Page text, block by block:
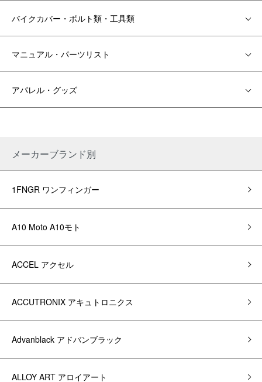
バイクカバー・ボルト類・工具類
マニュアル・パーツリスト
アパレル・グッズ
メーカーブランド別
1FNGR ワンフィンガー
A10 Moto A10モト
ACCEL アクセル
ACCUTRONIX アキュトロニクス
Advanblack アドバンブラック
ALLOY ART アロイアート